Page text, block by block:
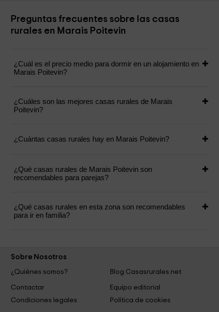
Preguntas frecuentes sobre las casas
rurales en Marais Poitevin
¿Cuál es el precio medio para dormir en un alojamiento en
Marais Poitevin?
¿Cuáles son las mejores casas rurales de Marais
Poitevin?
¿Cuántas casas rurales hay en Marais Poitevin?
¿Qué casas rurales de Marais Poitevin son
recomendables para parejas?
¿Qué casas rurales en esta zona son recomendables
para ir en familia?
Sobre Nosotros
¿Quiénes somos?
Blog Casasrurales.net
Contactar
Equipo editorial
Condiciones legales
Política de cookies